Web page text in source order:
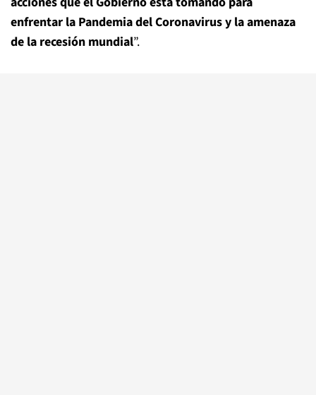
enfrentar la Pandemia del Coronavirus y la amenaza
de la recesión mundial”.